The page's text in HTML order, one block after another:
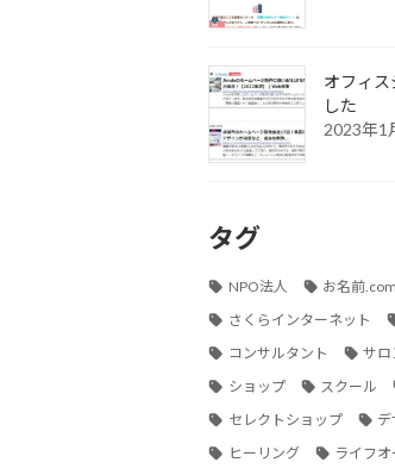
オフィス
した
2023年1
タグ
NPO法人
お名前.com
さくらインターネット
コンサルタント
サロ
ショップ
スクール
セレクトショップ
ヒーリング
ライフ